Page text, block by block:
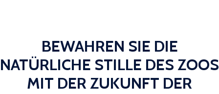
BEWAHREN SIE DIE
NATÜRLICHE STILLE DES ZOOS
MIT DER ZUKUNFT DER